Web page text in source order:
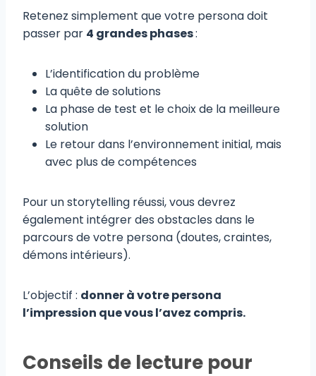
Retenez simplement que votre persona doit
passer par 4 grandes phases:
L’identification du problème
La quête de solutions
La phase de test et le choix de la meilleure
solution
Le retour dans l’environnement initial, mais
avec plus de compétences
Pour un storytelling réussi, vous devrez
également intégrer des obstacles dans le
parcours de votre persona (doutes, craintes,
démons intérieurs).
L’objectif : donner à votre persona
l’impression que vous l’avez compris.
Conseils de lecture pour